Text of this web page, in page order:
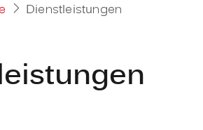
Dienstleistungen